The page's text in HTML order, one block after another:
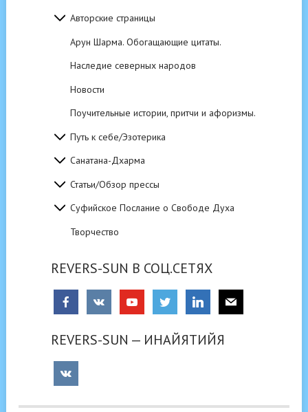
Авторские страницы
Арун Шарма. Обогащающие цитаты.
Наследие северных народов
Новости
Поучительные истории, притчи и афоризмы.
Путь к себе/Эзотерика
Санатана-Дхарма
Статьи/Обзор прессы
Суфийское Послание о Свободе Духа
Творчество
REVERS-SUN В СОЦ.СЕТЯХ
REVERS-SUN — ИНАЙЯТИЙЯ